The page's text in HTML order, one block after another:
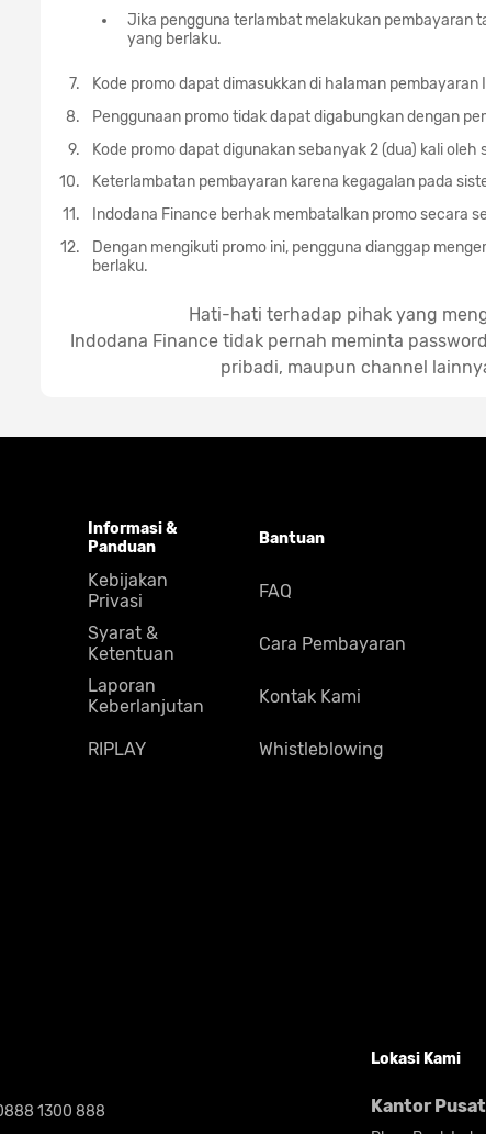
Jika pengguna terlambat melakukan pembayaran
yang berlaku.
Kode promo dapat dimasukkan di halaman pembayaran
Penggunaan promo tidak dapat digabungkan dengan
Kode promo dapat digunakan sebanyak 2 (dua) kali
Keterlambatan pembayaran karena kegagalan pada
Indodana Finance berhak membatalkan promo secara
Dengan mengikuti promo ini, pengguna dianggap
berlaku.
Hati-hati terhadap pihak yang
Indodana Finance tidak pernah meminta
pribadi, maupun channel
Informasi &
Panduan
Kebijakan
Privasi
Syarat &
Ketentuan
Laporan
Keberlanjutan
RIPLAY
Bantuan
FAQ
Cara Pembayaran
Kontak Kami
Whistleblowing
1300 888
Lokasi Kami
Kantor Pusat